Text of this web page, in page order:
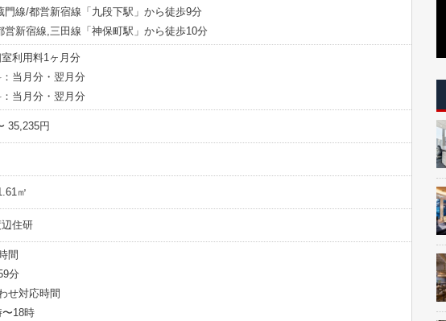
門線/都営新宿線「九段下駅」から徒歩9分
営新宿線,三田線「神保町駅」から徒歩10分
利用料1ヶ月分
当月分・翌月分
当月分・翌月分
35,235円
㎡
住研
間
分
せ対応時間
〜18時